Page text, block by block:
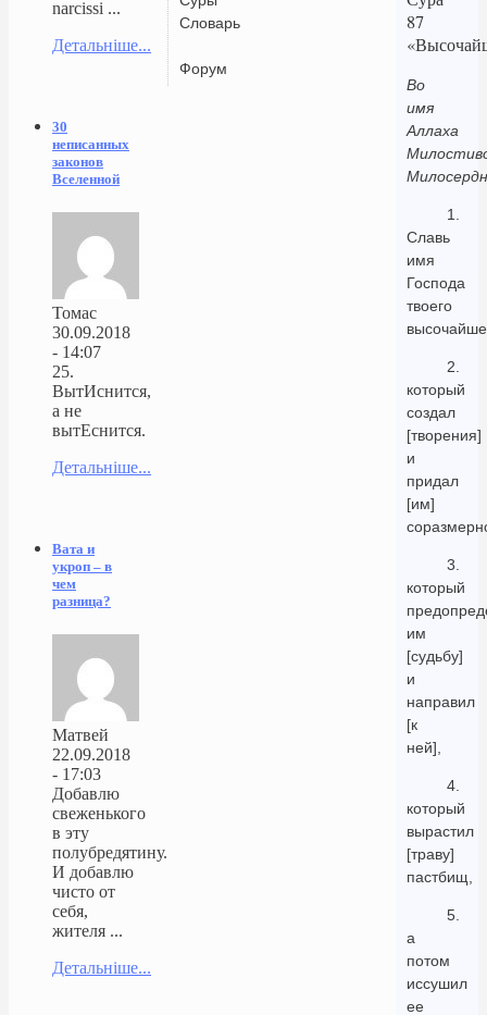
Словарь
Форум
87
Во
имя
Аллаха
1.
Славь
имя
Господа
твоего
2.
который
создал
[творения]
и
придал
[им]
3.
который
им
[судьбу]
и
направил
[к
ней],
4.
который
вырастил
[траву]
пастбищ,
5.
а
потом
иссушил
ее
narcissi ...
Детальніше...
30
неписанных
законов
Вселенной
Томас
30.09.2018
- 14:07
25.
ВытИснится,
а не
вытЕснится.
Детальніше...
Вата и
укроп – в
чем
разница?
Матвей
22.09.2018
- 17:03
Добавлю
свеженького
в эту
полубредятину.
И добавлю
чисто от
себя,
жителя ...
Детальніше...